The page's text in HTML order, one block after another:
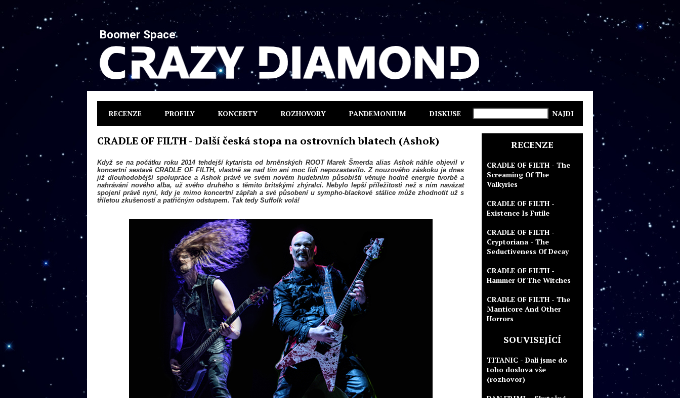
Boomer Space
RECENZE PROFILY KONCERTY ROZHOVORY PANDEMONIUM DISKUSE
CRADLE OF FILTH - Další česká stopa na ostrovních blatech (Ashok)
Když se na počátku roku 2014 tehdejší kytarista od brněnských ROOT Marek Šmerda alias Ashok náhle objevil v
koncertní sestavě CRADLE OF FILTH, vlastně se nad tím ani moc lidí nepozastavilo. Z nouzového záskoku je dnes
již dlouhodobější spolupráce a Ashok právě ve svém novém hudebním působišti věnuje hodně energie tvorbě a
nahrávání nového alba, už svého druhého s těmito britskými zhýralci. Nebylo lepší příležitosti než s ním navázat
spojení právě nyní, kdy je mimo koncertní zápřah a své působení u sympho-blackové stálice může zhodnotit už s
tříletou zkušeností a patřičným odstupem. Tak tedy Suffolk volá!
RECENZE
CRADLE OF FILTH - The
Screaming Of The
Valkyries
CRADLE OF FILTH -
Existence Is Futile
CRADLE OF FILTH -
Cryptoriana - The
Seductiveness Of Decay
CRADLE OF FILTH -
Hammer Of The Witches
CRADLE OF FILTH - The
Manticore And Other
Horrors
SOUVISEJÍCÍ
TITANIC - Dali jsme do
toho doslova vše
(rozhovor)